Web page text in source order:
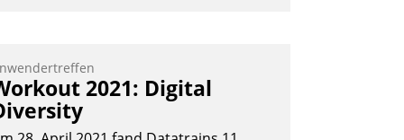
fürs Quartier.
zeigte Datatrain, was es
zu bieten hat.
2021: Digital